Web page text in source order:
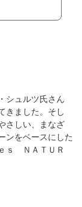
シュルツ氏さん
きました。そし
さしい、まなざ
ンをベースにした
ｓ ＮＡＴＵＲ